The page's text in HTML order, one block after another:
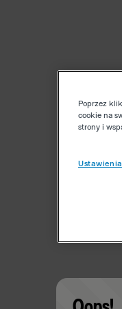
Poprzez
cookie na
strony i